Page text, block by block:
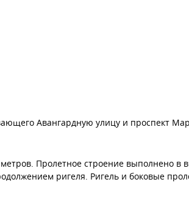
Авангардную улицу и проспект
Пролетное строение выполнено в
ригеля. Ригель и боковые